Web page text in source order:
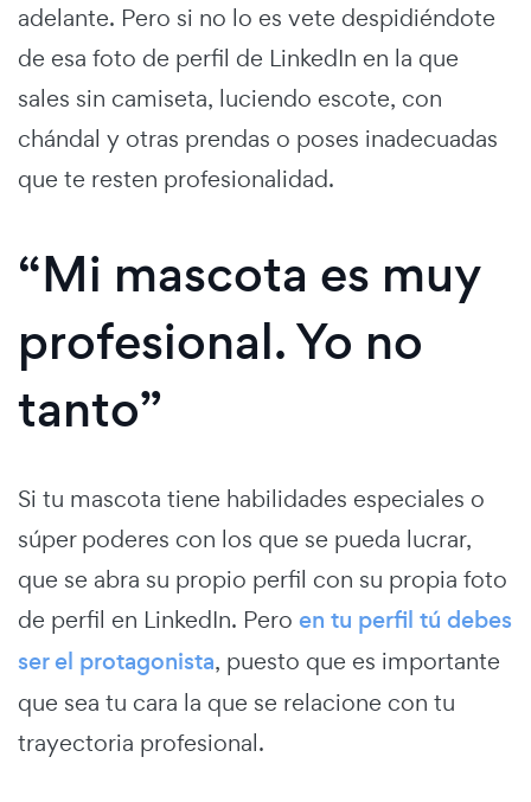
adelante. Pero si no lo es vete despidiéndote
de esa foto de perfil de LinkedIn en la que
sales sin camiseta, luciendo escote, con
chándal y otras prendas o poses inadecuadas
que te resten profesionalidad.
“Mi mascota es muy
profesional. Yo no
tanto”
Si tu mascota tiene habilidades especiales o
súper poderes con los que se pueda lucrar,
que se abra su propio perfil con su propia foto
de perfil en LinkedIn. Pero en tu perfil tú debes
ser el protagonista, puesto que es importante
que sea tu cara la que se relacione con tu
trayectoria profesional.